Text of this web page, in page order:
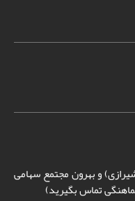
و بهرون مجتمع سهامی